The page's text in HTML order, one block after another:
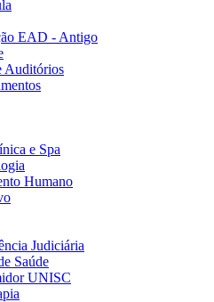
EAD - Antigo
Auditórios
e Spa
Humano
Judiciária
Saúde
UNISC